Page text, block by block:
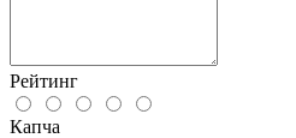
Рейтинг
Капча